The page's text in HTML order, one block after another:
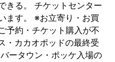
きる。 チケットセンター
ます。 ※お立寄り・お買
予約・チケット購入が不
・カカオポッドの最終受
ータウン・ポッケ入場の